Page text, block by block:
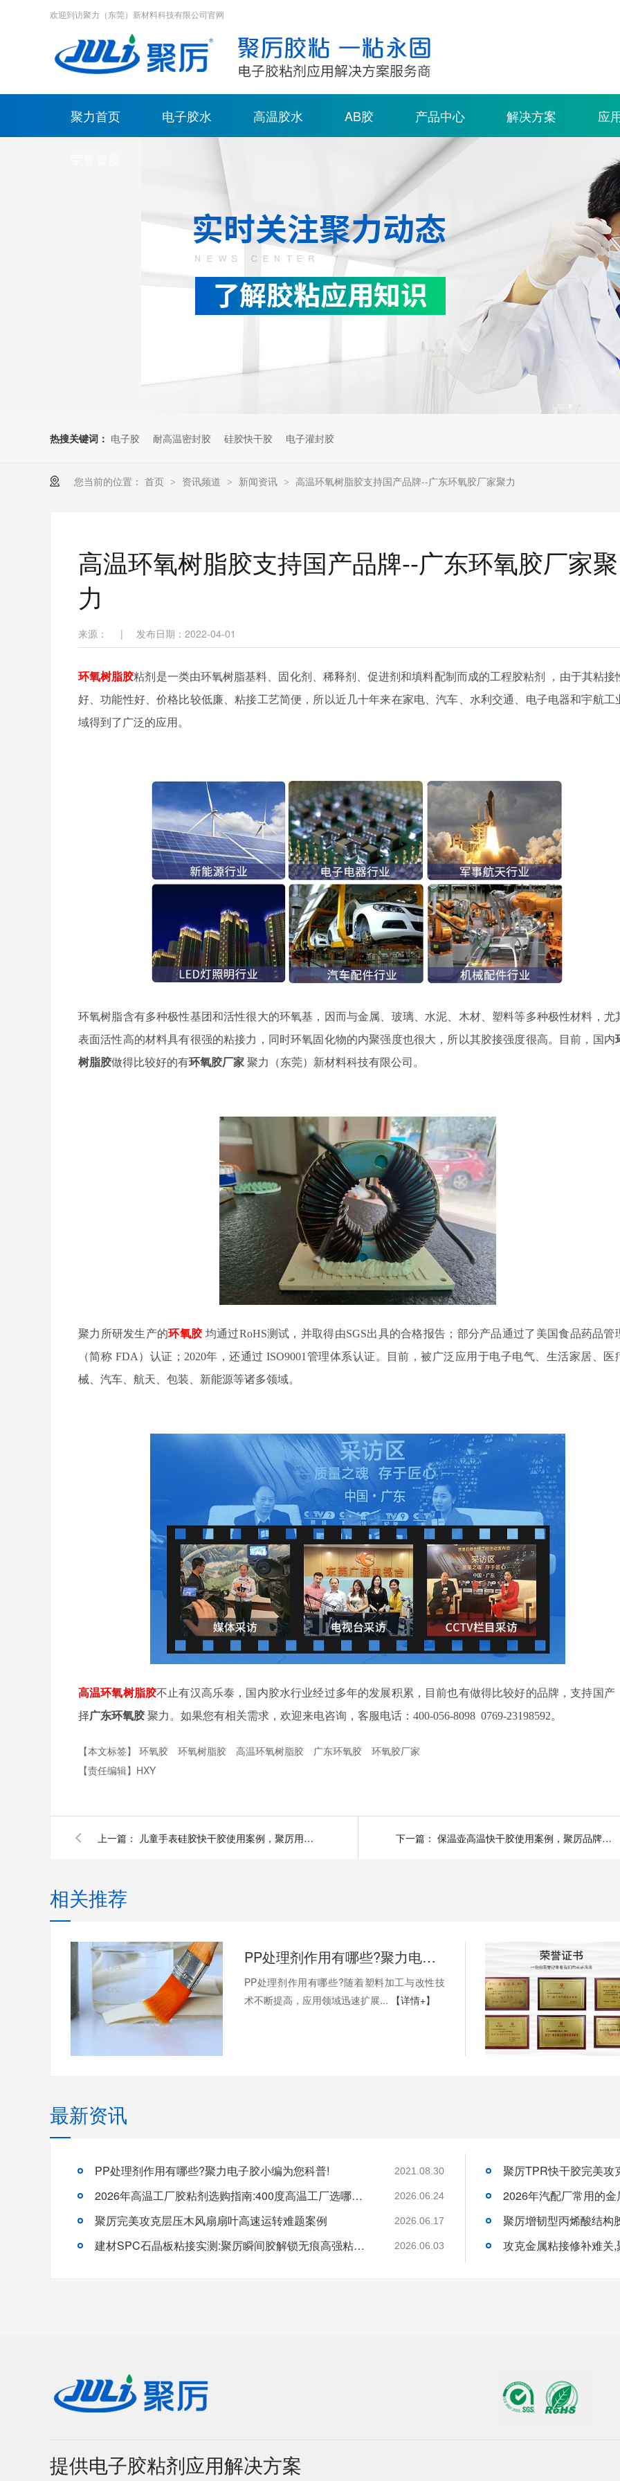
欢迎到访聚力（东莞）新材料科技有限公司官网
聚力首页 电子胶水 高温胶水 AB胶 产品中心 解决方案 应
热搜关键词： 电子胶 耐高温密封胶 硅胶快干胶 电子灌封胶
您当前的位置： 首页 > 资讯频道 > 新闻资讯 > 高温环氧树脂胶支持国产品牌--广东环氧胶厂家聚力
高温环氧树脂胶支持国产品牌--广东环氧胶厂家聚
力
来源： | 发布日期：2022-04-01
环氧树脂胶粘剂是一类由环氧树脂基料、固化剂、稀释剂、促进剂和填料配制而成的工程胶粘剂 ， 由于其粘接
好、功能性好、价格比较低廉、粘接工艺简便，所以近几十年来在家电、汽车、水利交通、电子电器和宇航工
域得到了广泛的应用。
环氧树脂含有多种极性基团和活性很大的环氧基，因而与金属、玻璃、水泥、木材、塑料等多种极性材料，尤
表面活性高的材料具有很强的粘接力，同时环氧固化物的内聚强度也很大，所以其胶接强度很高。目前，国内
树脂胶做得比较好的有环氧胶厂家 聚力（东莞）新材料科技有限公司。
聚力所研发生产的环氧胶 均通过RoHS测试，并取得由SGS出具的合格报告；部分产品通过了美国食品药品管
（简称 FDA ）认证； 2020年，还通过 ISO9001 管理体系认证。目前，被广泛应用于电子电气、生活家居、医
械、汽车、航天、包装、新能源等诸多领域。
高温环氧树脂胶不止有汉高乐泰，国内胶水行业经过多年的发展积累，目前也有做得比较好的品牌，支持国产
择广东环氧胶 聚力。如果您有相关需求，欢迎来电咨询，客服电话： 400-056-8098 0769-23198592。
【本文标签】 环氧胶 环氧树脂胶 高温环氧树脂胶 广东环氧胶
环氧胶厂家
【责任编辑】 HXY
上一篇： 儿童手表硅胶快干胶使用案例，聚厉用心服务每一位顾客 下一篇： 保温壶高温快干胶使用案例，聚厉品牌值得信赖！
相关推荐
PP处理剂作用有哪些?聚力电子胶小编为您科普!
PP处理剂作用有哪些?随着塑料加工与改性技
术不断提高，应用领域迅速扩展...
【详情+】
最新资讯
PP处理剂作用有哪些?聚力电子胶小编为您科普! 2021.08.30
2026年高温工厂胶粘剂选购指南:400度高温工厂选哪一家才能稳得住生产线？ 2026.06.24
聚厉完美攻克层压木风扇扇叶高速运转难题案例 2026.06.17
建材SPC石晶板粘接实测:聚厉瞬间胶解锁无痕高强粘接方案 2026.06.03
聚厉TPR快干胶完美攻
聚厉增韧型丙烯酸结构
攻克金属粘接修补难关
提供电子胶粘剂应用解决方案